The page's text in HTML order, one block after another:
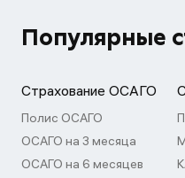
Популярные
Страхование ОСАГО
Полис ОСАГО
ОСАГО на 3 месяца
ОСАГО на 6 месяцев